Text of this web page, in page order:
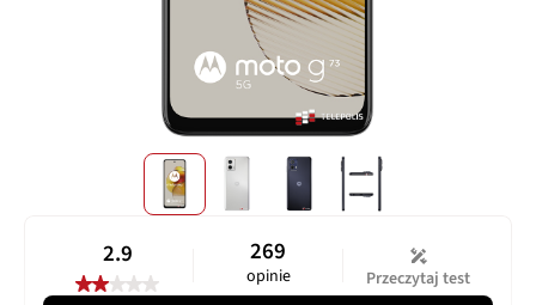
2.9 269
opinie Przeczytaj test